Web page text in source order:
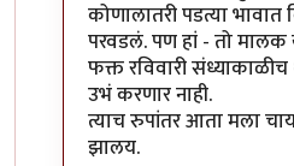
कोणालातरी पडत्या
परवडलं. पण हां - तो मालक
फक्त रविवारी संध्याकाळीच
उभं करणार नाही.
त्याच रुपांतर आता मला
झालय.